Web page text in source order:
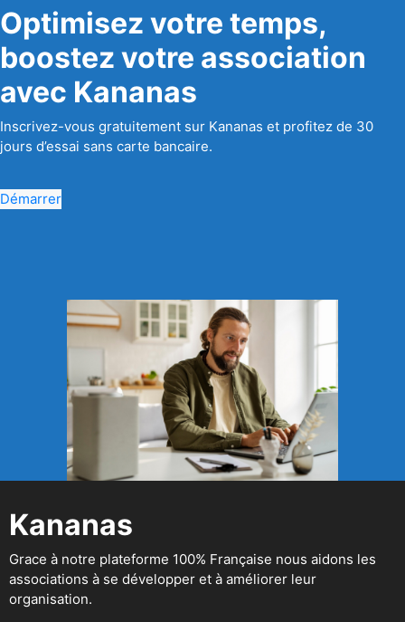
Optimisez votre temps,
boostez votre association
avec Kananas
Inscrivez-vous gratuitement sur Kananas et profitez de 30
jours d’essai sans carte bancaire.
Démarrer
Kananas
Grace à notre plateforme 100% Française nous aidons les
associations à se développer et à améliorer leur
organisation.